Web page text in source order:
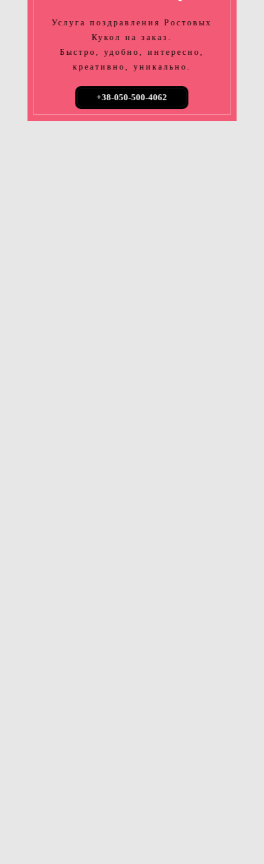
Услуга поздравления Ростовых
Кукол на заказ.
Быстро, удобно, интересно,
креативно, уникально.
+38-050-500-4062